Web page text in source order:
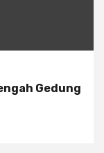
Gedung